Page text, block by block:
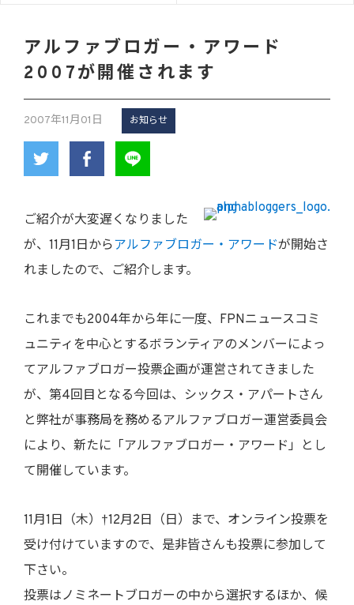
アルファブロガー・アワード
2007が開催されます
2007年11月01日 お知らせ
ご紹介が大変遅くなりました
が、11月1日からアルファブロガー・アワードが開始さ
れましたので、ご紹介します。
これまでも2004年から年に一度、FPNニュースコミ
ュニティを中心とするボランティアのメンバーによっ
てアルファブロガー投票企画が運営されてきました
が、第4回目となる今回は、シックス・アパートさん
と弊社が事務局を務めるアルファブロガー運営委員会
により、新たに「アルファブロガー・アワード」とし
て開催しています。
11月1日（木）†12月2日（日）まで、オンライン投票を
受け付けていますので、是非皆さんも投票に参加して
下さい。
投票はノミネートブロガーの中から選択するほか、候